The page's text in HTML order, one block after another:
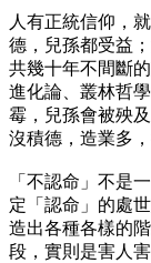
人有正統信仰，
德，兒孫都受益
共幾十年不間斷
進化論、叢林哲
霉，兒孫會被殃
沒積德，造業多
「不認命」不是
定「認命」的處
造出各種各樣的
段，實則是害人